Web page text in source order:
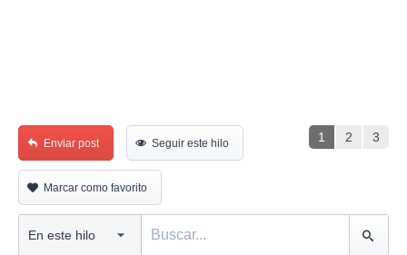
1 2 3
Enviar post Seguir este hilo
Marcar como favorito